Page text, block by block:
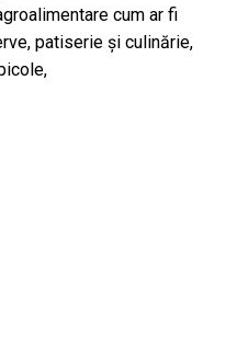
cum ar fi
patiserie și culinărie,